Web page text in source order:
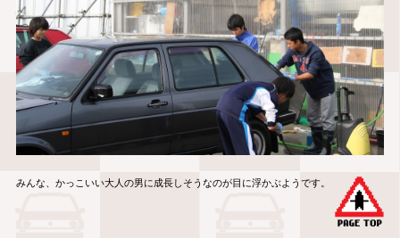
みんな、かっこいい大人の男に成長しそうなのが目に浮かぶようです。